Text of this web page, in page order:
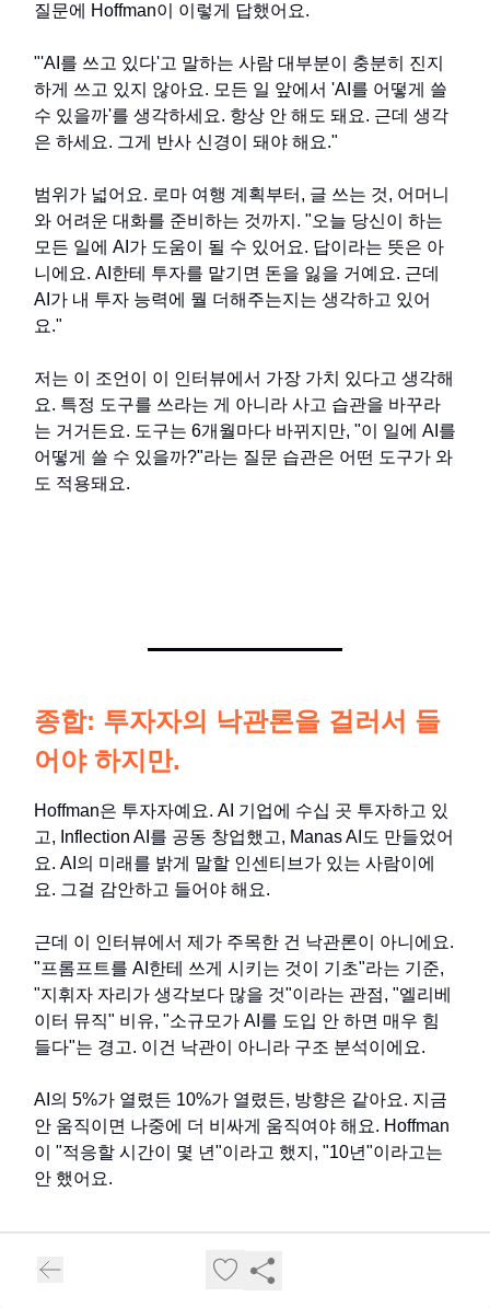
질문에 Hoffman이 이렇게 답했어요.
"'AI를 쓰고 있다'고 말하는 사람 대부분이 충분히 진지
하게 쓰고 있지 않아요. 모든 일 앞에서 'AI를 어떻게 쓸
수 있을까'를 생각하세요. 항상 안 해도 돼요. 근데 생각
은 하세요. 그게 반사 신경이 돼야 해요."
범위가 넓어요. 로마 여행 계획부터, 글 쓰는 것, 어머니
와 어려운 대화를 준비하는 것까지. "오늘 당신이 하는
모든 일에 AI가 도움이 될 수 있어요. 답이라는 뜻은 아
니에요. AI한테 투자를 맡기면 돈을 잃을 거예요. 근데
AI가 내 투자 능력에 뭘 더해주는지는 생각하고 있어
요."
저는 이 조언이 이 인터뷰에서 가장 가치 있다고 생각해
요. 특정 도구를 쓰라는 게 아니라 사고 습관을 바꾸라
는 거거든요. 도구는 6개월마다 바뀌지만, "이 일에 AI를
어떻게 쓸 수 있을까?"라는 질문 습관은 어떤 도구가 와
도 적용돼요.
종합: 투자자의 낙관론을 걸러서 들
어야 하지만.
Hoffman은 투자자예요. AI 기업에 수십 곳 투자하고 있
고, Inflection AI를 공동 창업했고, Manas AI도 만들었어
요. AI의 미래를 밝게 말할 인센티브가 있는 사람이에
요. 그걸 감안하고 들어야 해요.
근데 이 인터뷰에서 제가 주목한 건 낙관론이 아니에요.
"프롬프트를 AI한테 쓰게 시키는 것이 기초"라는 기준,
"지휘자 자리가 생각보다 많을 것"이라는 관점, "엘리베
이터 뮤직" 비유, "소규모가 AI를 도입 안 하면 매우 힘
들다"는 경고. 이건 낙관이 아니라 구조 분석이에요.
AI의 5%가 열렸든 10%가 열렸든, 방향은 같아요. 지금
안 움직이면 나중에 더 비싸게 움직여야 해요. Hoffman
이 "적응할 시간이 몇 년"이라고 했지, "10년"이라고는
안 했어요.
→ 출처: Silicon Valley Girl 팟캐스트